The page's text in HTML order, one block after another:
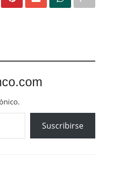
Suscribirse